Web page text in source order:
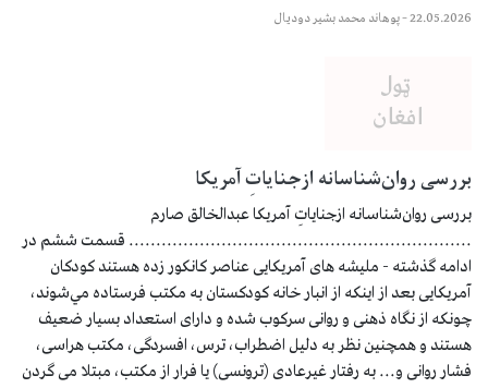
22.05.2026
–پوهاند محمد بشیر دودیال
بررسی روان‌شناسانه ازجنایاتِ آمریکا
بررسی روان‌شناسانه ازجنایاتِ آمریکا عبدالخالق صارم
............................................................... قسمت ششم در
ادامه گذشته - ملیشه های آمریکایی عناصر کانکور زده هستند کودکان
آمریکایی بعد از اینکه از انبار خانه کودکستان به مکتب فرستاده مي‌شوند،
چونکه از نگاه ذهنی و روانی سرکوب شده و داراى استعداد بسيار ضعيف
هستند و همچنین نظر به دلیل اضطراب، ترس، افسردگی، مکتب هراسی،
فشار روانی و... به رفتار غیرعادی (ترونسی) یا فرار از مکتب، مبتلا می گردن